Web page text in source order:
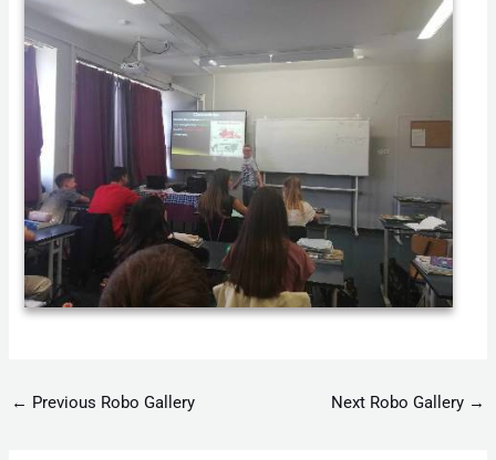
← Previous Robo Gallery Next Robo Gallery →